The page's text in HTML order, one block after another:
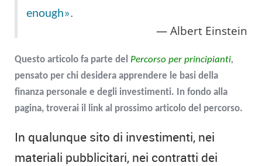
enough».
Albert Einstein
Questo articolo fa parte del Percorso per principianti,
pensato per chi desidera apprendere le basi della
finanza personale e degli investimenti. In fondo alla
pagina, troverai il link al prossimo articolo del percorso.
In qualunque sito di investimenti, nei
materiali pubblicitari, nei contratti dei